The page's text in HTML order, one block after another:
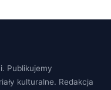
Publikujemy
kulturalne. Redakcja